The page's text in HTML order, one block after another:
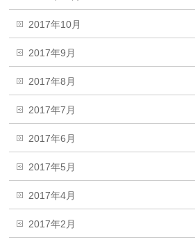
2017年10月
2017年9月
2017年8月
2017年7月
2017年6月
2017年5月
2017年4月
2017年2月